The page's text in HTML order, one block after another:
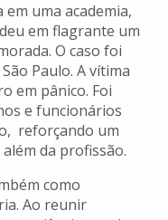
em uma academia,
em flagrante um
O caso foi
Paulo. A vítima
em pânico. Foi
e funcionários
reforçando um
da profissão.
como
Ao reunir